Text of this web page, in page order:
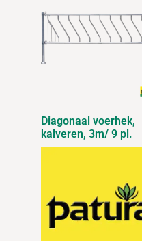
Diagonaal voerhek,
kalveren, 3m/ 9 pl.